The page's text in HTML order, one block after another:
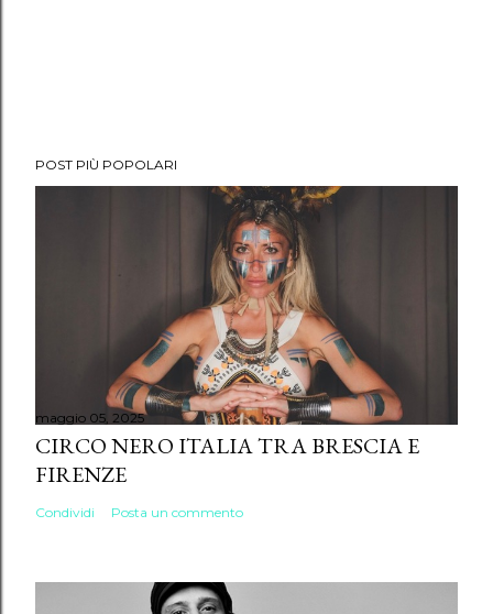
POST PIÙ POPOLARI
maggio 05, 2025
CIRCO NERO ITALIA TRA BRESCIA E
FIRENZE
Condividi Posta un commento